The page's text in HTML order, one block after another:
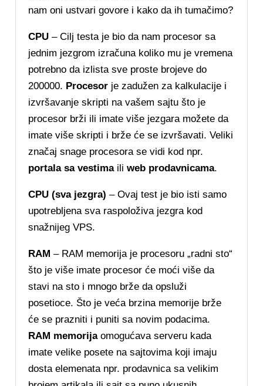
nam oni ustvari govore i kako da ih tumačimo?
CPU – Cilj testa je bio da nam procesor sa
jednim jezgrom izračuna koliko mu je vremena
potrebno da izlista sve proste brojeve do
200000. Procesor je zadužen za kalkulacije i
izvršavanje skripti na vašem sajtu što je
procesor brži ili imate više jezgara možete da
imate više skripti i brže će se izvršavati. Veliki
značaj snage procesora se vidi kod npr.
portala sa vestimailiweb prodavnicama.
CPU (sva jezgra) – Ovaj test je bio isti samo
upotrebljena sva raspoloživa jezgra kod
snažnijeg VPS.
RAM – RAM memorija je procesoru „radni sto“
što je više imate procesor će moći više da
stavi na sto i mnogo brže da opsluži
posetioce. Što je veća brzina memorije brže
će se prazniti i puniti sa novim podacima.
RAM memorijaomogućava serveru kada
imate velike posete na sajtovima koji imaju
dosta elemenata npr. prodavnica sa velikim